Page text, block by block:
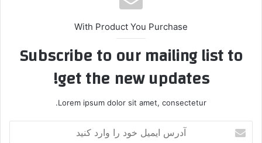
With Product You Purchase
Subscribe to our mailing list to
get the new updates!
Lorem ipsum dolor sit amet, consectetur.
ایمیل